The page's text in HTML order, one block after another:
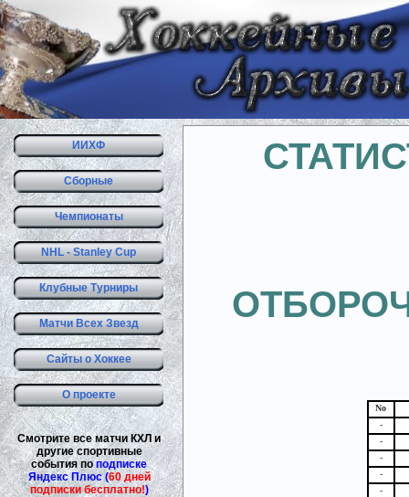
ИИХФ
Сборные
Чемпионаты
NHL - Stanley Cup
Клубные Турниры
Матчи Всех Звезд
Сайты о Хоккее
О проекте
Смотрите все матчи КХЛ и
другие спортивные
события поподписке
Яндекс Плюс (60 дней
подписки бесплатно!)
No
-
-
-
-
-